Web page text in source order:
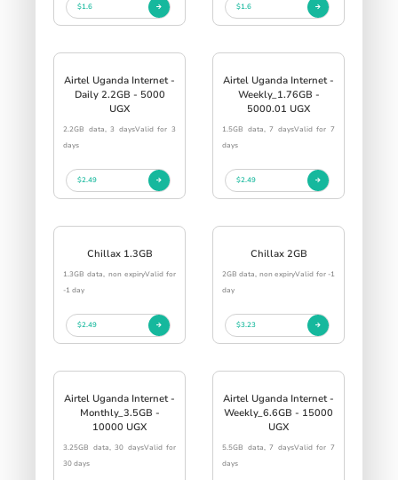
$1.6 $1.6
Airtel Uganda Internet -
Daily 2.2GB - 5000
UGX
2.2GB data, 3 daysValid for 3
days
$2.49
Airtel Uganda Internet -
Weekly_1.76GB -
5000.01 UGX
1.5GB data, 7 daysValid for 7
days
$2.49
Chillax 1.3GB
1.3GB data, non expiryValid for
-1 day
$2.49
Chillax 2GB
2GB data, non expiryValid for -1
day
$3.23
Airtel Uganda Internet -
Monthly_3.5GB -
10000 UGX
3.25GB data, 30 daysValid for
30 days
Airtel Uganda Internet -
Weekly_6.6GB - 15000
UGX
5.5GB data, 7 daysValid for 7
days